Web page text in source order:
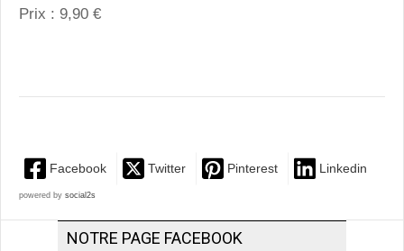
Prix : 9,90 €
Facebook Twitter Pinterest Linkedin
powered by social2s
NOTRE PAGE FACEBOOK